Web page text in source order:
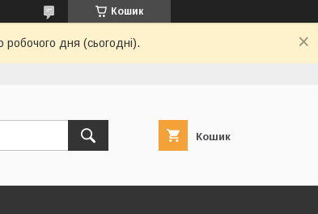
Кошик
робочого дня (сьогодні).
Кошик